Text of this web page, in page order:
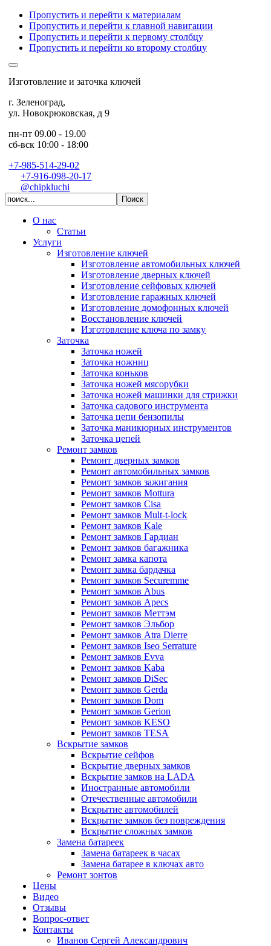
Пропустить и перейти к материалам
Пропустить и перейти к главной навигации
Пропустить и перейти к первому столбцу
Пропустить и перейти ко второму столбцу
Изготовление и заточка ключей
г. Зеленоград,
ул. Новокрюковская, д 9
пн-пт 09.00 - 19.00
сб-вск 10:00 - 18:00
+7-985-514-29-02
+7-916-098-20-17
@chipkluchi
О нас
Статьи
Услуги
Изготовление ключей
Изготовление автомобильных ключей
Изготовление дверных ключей
Изготовление сейфовых ключей
Изготовление гаражных ключей
Изготовление домофонных ключей
Восстановление ключей
Изготовление ключа по замку
Заточка
Заточка ножей
Заточка ножниц
Заточка коньков
Заточка ножей мясорубки
Заточка ножей машинки для стрижки
Заточка садового инструмента
Заточка цепи бензопилы
Заточка маникюрных инструментов
Заточка цепей
Ремонт замков
Ремонт дверных замков
Ремонт автомобильных замков
Ремонт замков зажигания
Ремонт замков Mottura
Ремонт замков Cisa
Ремонт замков Mult-t-lock
Ремонт замков Kale
Ремонт замков Гардиан
Ремонт замков багажника
Ремонт замка капота
Ремонт замка бардачка
Ремонт замков Securemme
Ремонт замков Abus
Ремонт замков Apecs
Ремонт замков Меттэм
Ремонт замков Эльбор
Ремонт замков Atra Dierre
Ремонт замков Iseo Serrature
Ремонт замков Evva
Ремонт замков Kaba
Ремонт замков DiSec
Ремонт замков Gerda
Ремонт замков Dom
Ремонт замков Gerion
Ремонт замков KESO
Ремонт замков TESA
Вскрытие замков
Вскрытие сейфов
Вскрытие дверных замков
Вскрытие замков на LADA
Иностранные автомобили
Отечественные автомобили
Вскрытие автомобилей
Вскрытие замков без повреждения
Вскрытие сложных замков
Замена батареек
Замена батареек в часах
Замена батарее в ключах авто
Ремонт зонтов
Цены
Видео
Отзывы
Вопрос-ответ
Контакты
Иванов Сергей Александрович